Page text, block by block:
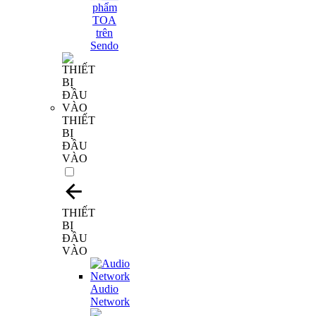
THIẾT
BỊ
ĐẦU
VÀO
THIẾT
BỊ
ĐẦU
VÀO
Audio
Network